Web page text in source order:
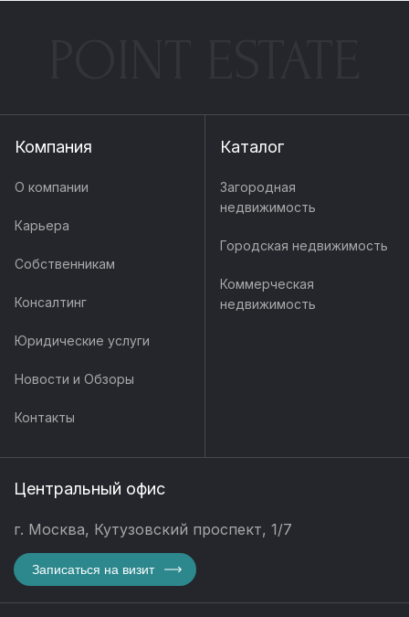
Компания
О компании
Карьера
Собственникам
Консалтинг
Юридические услуги
Новости и Обзоры
Контакты
Каталог
Загородная
недвижимость
Городская недвижимость
Коммерческая
недвижимость
Центральный офис
г. Москва, Кутузовский проспект, 1/7
Записаться на визит